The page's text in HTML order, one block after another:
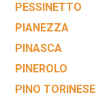
PESSINETTO
PIANEZZA
PINASCA
PINEROLO
PINO TORINESE